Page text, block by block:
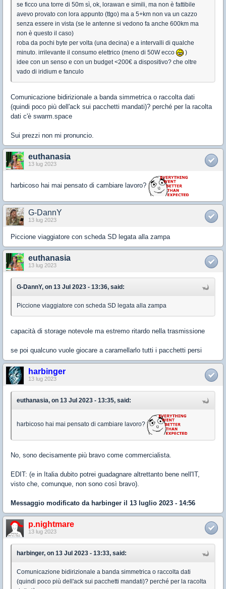
se ficco una torre di 50m sì, ok, lorawan e simili, ma non è fattibile
avevo provato con lora appunto (ttgo) ma a 5+km non va un cazzo
senza essere in vista (se le antenne si vedono fa anche 600km ma
non è questo il caso)
roba da pochi byte per volta (una decina) e a intervalli di qualche
minuto. irrilevante il consumo elettrico (meno di 50W ecco
)
idee con un senso e con un budget <200€ a dispositivo? che oltre
vado di iridium e fanculo
Comunicazione bidirizionale a banda simmetrica o raccolta dati
(quindi poco più dell'ack sui pacchetti mandati)? perché per la racolta
dati c'è swarm.space
Sui prezzi non mi pronuncio.
euthanasia
13 lug 2023
harbicoso hai mai pensato di cambiare lavoro?
G-DannY
13 lug 2023
Piccione viaggiatore con scheda SD legata alla zampa
euthanasia
13 lug 2023
G-DannY, on 13 Jul 2023 - 13:36, said:
Piccione viaggiatore con scheda SD legata alla zampa
capacità di storage notevole ma estremo ritardo nella trasmissione
se poi qualcuno vuole giocare a caramellarlo tutti i pacchetti persi
harbinger
13 lug 2023
euthanasia, on 13 Jul 2023 - 13:35, said:
harbicoso hai mai pensato di cambiare lavoro?
No, sono decisamente più bravo come commercialista.
EDIT: (e in Italia dubito potrei guadagnare altrettanto bene nell'IT,
visto che, comunque, non sono così bravo).
Messaggio modificato da harbinger il 13 luglio 2023 - 14:56
p.nightmare
13 lug 2023
harbinger, on 13 Jul 2023 - 13:33, said:
Comunicazione bidirizionale a banda simmetrica o raccolta dati
(quindi poco più dell'ack sui pacchetti mandati)? perché per la racolta